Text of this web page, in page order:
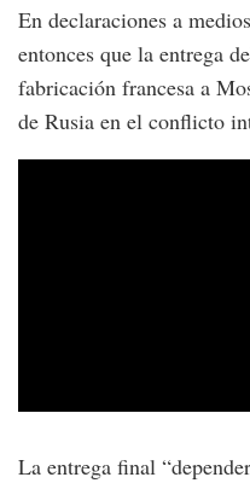
En declaraciones a
entonces que la entrega
fabricación francesa a
de Rusia en el conflicto
La entrega final